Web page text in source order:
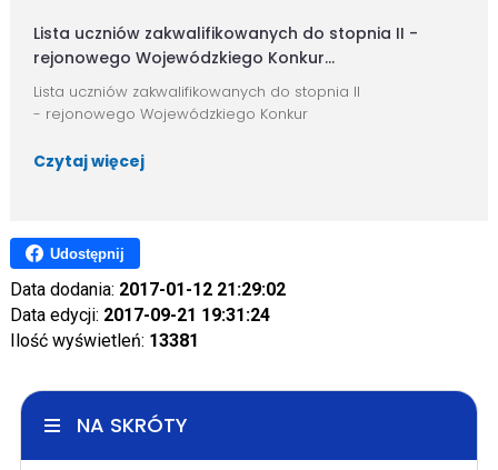
Lista uczniów zakwalifikowanych do stopnia II -
rejonowego Wojewódzkiego Konkur...
Lista uczniów zakwalifikowanych do stopnia II
- rejonowego Wojewódzkiego Konkur
Czytaj więcej
Udostępnij
Data dodania: 2017-01-12 21:29:02
Data edycji: 2017-09-21 19:31:24
Ilość wyświetleń: 13381
NA SKRÓTY